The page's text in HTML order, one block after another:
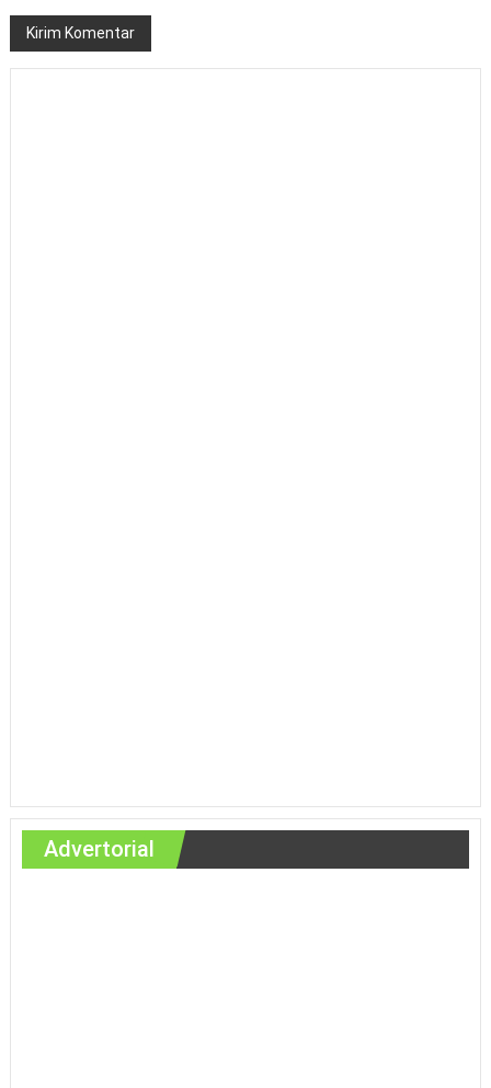
Advertorial